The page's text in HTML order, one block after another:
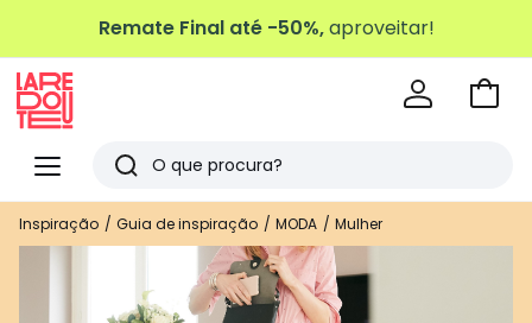
Remate Final até -50%,aproveitar!
Menu
Redoute
Pesquisar
Últimos
artigos
vistos
Ir
Inspiração Guia de inspiração MODA Mulher